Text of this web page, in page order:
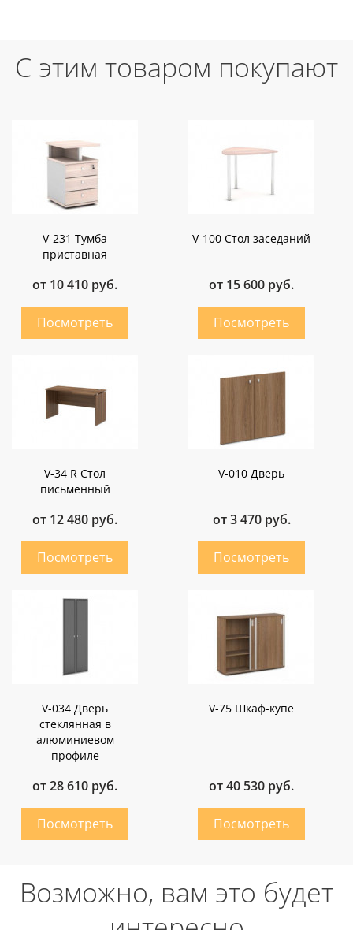
С этим товаром покупают
V-231 Тумба
приставная
от 10 410 руб.
V-100 Стол заседаний
от 15 600 руб.
V-34 R Стол
письменный
от 12 480 руб.
V-010 Дверь
от 3 470 руб.
V-034 Дверь
стеклянная в
алюминиевом
профиле
от 28 610 руб.
V-75 Шкаф-купе
от 40 530 руб.
Возможно, вам это будет